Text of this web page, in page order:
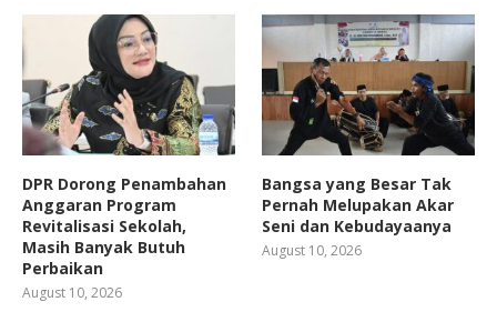
DPR Dorong Penambahan
Anggaran Program
Revitalisasi Sekolah,
Masih Banyak Butuh
Perbaikan
August 10, 2026
Bangsa yang Besar Tak
Pernah Melupakan Akar
Seni dan Kebudayaanya
August 10, 2026